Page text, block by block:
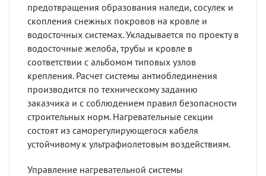
предотвращения образования наледи, сосулек и
скопления снежных покровов на кровле и
водосточных системах. Укладывается по проекту в
водосточные желоба, трубы и кровле в
соответствии с альбомом типовых узлов
крепления. Расчет системы антиоблединения
производится по техническому заданию
заказчика и с соблюдением правил безопасности
строительных норм. Нагревательные секции
состоят из саморегулирующегося кабеля
устойчивому к ультрафиолетовым воздействиям.
Управление нагревательной системы